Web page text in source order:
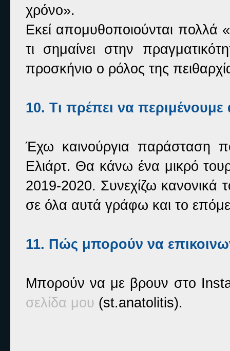
χρόνο».
Εκεί απομυθοποιούνται πολλά
τι σημαίνει στην
προσκήνιο ο ρόλος της
10. Τι πρέπει να
Έχω καινούργια παράσταση
Ελιάρτ. Θα κάνω ένα μικρό
2019-2020. Συνεχίζω
σε όλα αυτά γράφω και το
11. Πώς μπορούν να
Μπορούν να με βρουν στο
σελίδα μου (st.anatolitis).